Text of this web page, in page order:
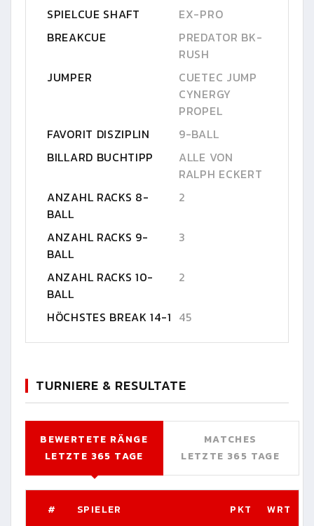
SPIELCUE SHAFT
EX-PRO
BREAKCUE
PREDATOR BK-
RUSH
JUMPER
CUETEC JUMP
CYNERGY
PROPEL
FAVORIT DISZIPLIN
9-BALL
BILLARD BUCHTIPP
ALLE VON
RALPH ECKERT
ANZAHL RACKS 8-
BALL
2
ANZAHL RACKS 9-
BALL
3
ANZAHL RACKS 10-
BALL
2
HÖCHSTES BREAK 14-1 45
TURNIERE & RESULTATE
BEWERTETE RÄNGE
LETZTE 365 TAGE
MATCHES
LETZTE 365 TAGE
# SPIELER PKT WRT